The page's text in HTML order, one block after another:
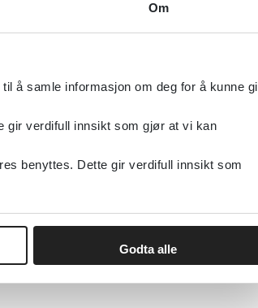
Om
å samle informasjon om deg for å kunne gi
gir verdifull innsikt som gjør at vi kan
benyttes. Dette gir verdifull innsikt som
Godta alle
foreldre?
En